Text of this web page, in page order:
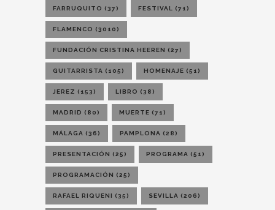
FARRUQUITO (37) FESTIVAL (71)
FLAMENCO (3010)
FUNDACIÓN CRISTINA HEEREN (27)
GUITARRISTA (105) HOMENAJE (51)
JEREZ (153) LIBRO (38)
MADRID (80) MUERTE (71)
MÁLAGA (36) PAMPLONA (28)
PRESENTACIÓN (25) PROGRAMA (51)
PROGRAMACIÓN (25)
RAFAEL RIQUENI (35) SEVILLA (206)